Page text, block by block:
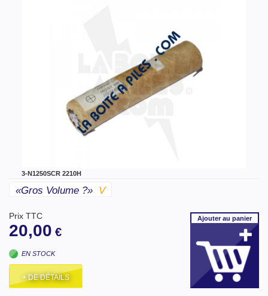
3-N1250SCR 2210H
«gros Volume ?» V
Prix TTC
20,00 €
EN STOCK
+ DE DÉTAILS
Ajouterau panier